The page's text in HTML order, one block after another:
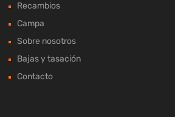
Recambios
Campa
Sobre nosotros
Bajas y tasación
Contacto